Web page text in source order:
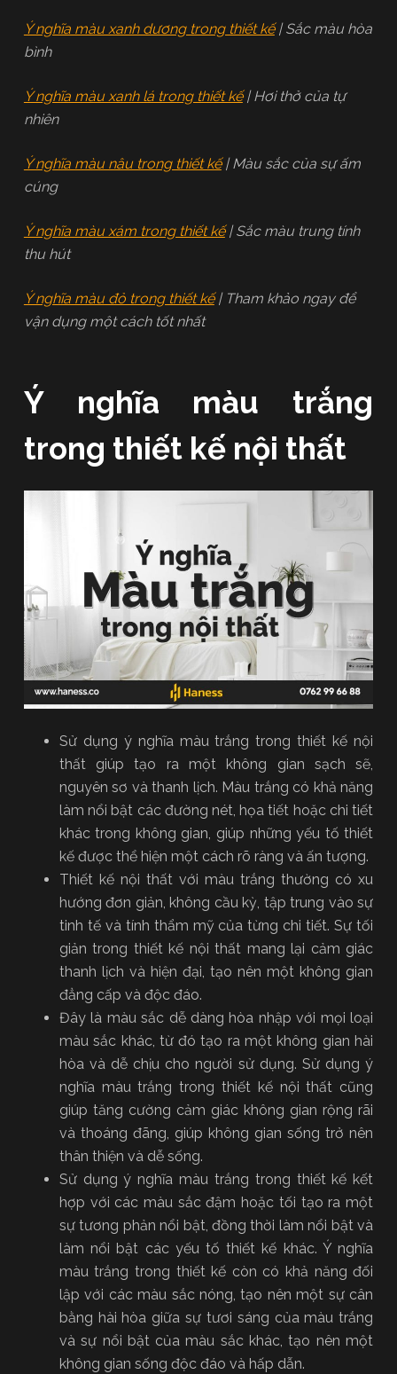
Ý nghĩa màu xanh dương trong thiết kế| Sắc màu hòa
bình
Ý nghĩa màu xanh lá trong thiết kế| Hơi thở của tự
nhiên
Ý nghĩa màu nâu trong thiết kế| Màu sắc của sự ấm
cúng
Ý nghĩa màu xám trong thiết kế| Sắc màu trung tính
thu hút
Ý nghĩa màu đỏ trong thiết kế| Tham khảo ngay để
vận dụng một cách tốt nhất
Ý nghĩa màu trắng
trong thiết kế nội thất
Sử dụng ý nghĩa màu trắng trong thiết kế nội
thất giúp tạo ra một không gian sạch sẽ,
nguyên sơ và thanh lịch. Màu trắng có khả năng
làm nổi bật các đường nét, họa tiết hoặc chi tiết
khác trong không gian, giúp những yếu tố thiết
kế được thể hiện một cách rõ ràng và ấn tượng.
Thiết kế nội thất với màu trắng thường có xu
hướng đơn giản, không cầu kỳ, tập trung vào sự
tinh tế và tính thẩm mỹ của từng chi tiết. Sự tối
giản trong thiết kế nội thất mang lại cảm giác
thanh lịch và hiện đại, tạo nên một không gian
đẳng cấp và độc đáo.
Đây là màu sắc dễ dàng hòa nhập với mọi loại
màu sắc khác, từ đó tạo ra một không gian hài
hòa và dễ chịu cho người sử dụng. Sử dụng ý
nghĩa màu trắng trong thiết kế nội thất cũng
giúp tăng cường cảm giác không gian rộng rãi
và thoáng đãng, giúp không gian sống trở nên
thân thiện và dễ sống.
Sử dụng ý nghĩa màu trắng trong thiết kế kết
hợp với các màu sắc đậm hoặc tối tạo ra một
sự tương phản nổi bật, đồng thời làm nổi bật và
làm nổi bật các yếu tố thiết kế khác. Ý nghĩa
màu trắng trong thiết kế còn có khả năng đối
lập với các màu sắc nóng, tạo nên một sự cân
bằng hài hòa giữa sự tươi sáng của màu trắng
và sự nổi bật của màu sắc khác, tạo nên một
không gian sống độc đáo và hấp dẫn.